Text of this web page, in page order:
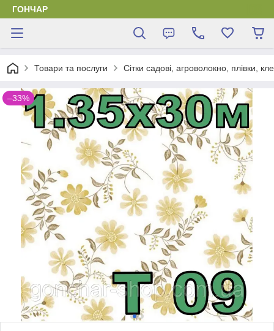
ГОНЧАР
Товари та послуги Сітки садові, агроволокно, плівки,
–33%